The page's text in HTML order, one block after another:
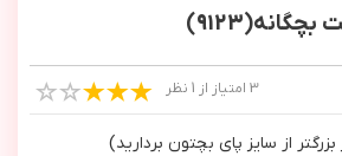
3 امتیاز از 1 نظر